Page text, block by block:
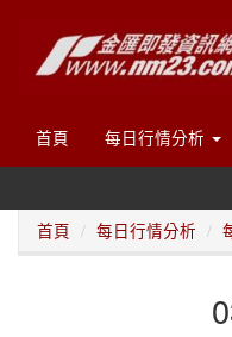
首頁 每日行情分析
首頁 每日行情分析